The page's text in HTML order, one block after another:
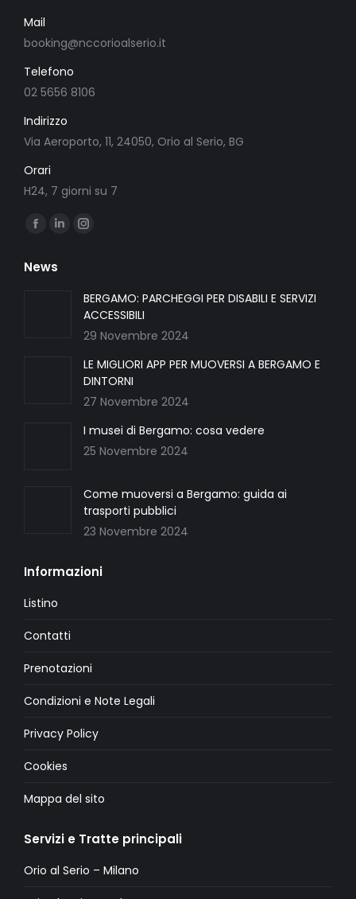
Mail
booking@nccorioalserio.it
Telefono
02 5656 8106
Indirizzo
Via Aeroporto, 11, 24050, Orio al Serio, BG
Orari
H24, 7 giorni su 7
Ci puoi trovare su:
Facebook
opens
Linkedin
window
Instagram
in
new
window
News
BERGAMO: PARCHEGGI PER DISABILI E SERVIZI
ACCESSIBILI
29 Novembre 2024
LE MIGLIORI APP PER MUOVERSI A BERGAMO E
DINTORNI
27 Novembre 2024
I musei di Bergamo: cosa vedere
25 Novembre 2024
Come muoversi a Bergamo: guida ai
trasporti pubblici
23 Novembre 2024
Informazioni
Listino
Contatti
Prenotazioni
Condizioni e Note Legali
Privacy Policy
Cookies
Mappa del sito
Servizi e Tratte principali
Orio al Serio – Milano